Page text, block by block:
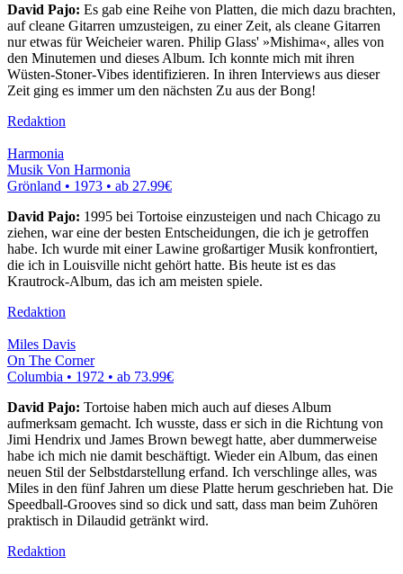
David Pajo: Es gab eine Reihe von Platten, die mich dazu brachten,
auf cleane Gitarren umzusteigen, zu einer Zeit, als cleane Gitarren
nur etwas für Weicheier waren. Philip Glass' »Mishima«, alles von
den Minutemen und dieses Album. Ich konnte mich mit ihren
Wüsten-Stoner-Vibes identifizieren. In ihren Interviews aus dieser
Zeit ging es immer um den nächsten Zu aus der Bong!
Redaktion
Harmonia
Musik Von Harmonia
Grönland • 1973 • ab 27.99€
David Pajo: 1995 bei Tortoise einzusteigen und nach Chicago zu
ziehen, war eine der besten Entscheidungen, die ich je getroffen
habe. Ich wurde mit einer Lawine großartiger Musik konfrontiert,
die ich in Louisville nicht gehört hatte. Bis heute ist es das
Krautrock-Album, das ich am meisten spiele.
Redaktion
Miles Davis
On The Corner
Columbia • 1972 • ab 73.99€
David Pajo: Tortoise haben mich auch auf dieses Album
aufmerksam gemacht. Ich wusste, dass er sich in die Richtung von
Jimi Hendrix und James Brown bewegt hatte, aber dummerweise
habe ich mich nie damit beschäftigt. Wieder ein Album, das einen
neuen Stil der Selbstdarstellung erfand. Ich verschlinge alles, was
Miles in den fünf Jahren um diese Platte herum geschrieben hat. Die
Speedball-Grooves sind so dick und satt, dass man beim Zuhören
praktisch in Dilaudid getränkt wird.
Redaktion